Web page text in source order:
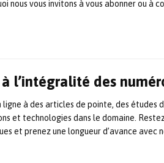
nous vous invitons à vous abonner ou à
l’intégralité des
à des articles de pointe, des études
et technologies dans le domaine.
et prenez une longueur d’avance avec